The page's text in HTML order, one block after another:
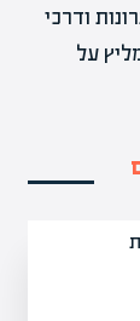
ודרכי
על